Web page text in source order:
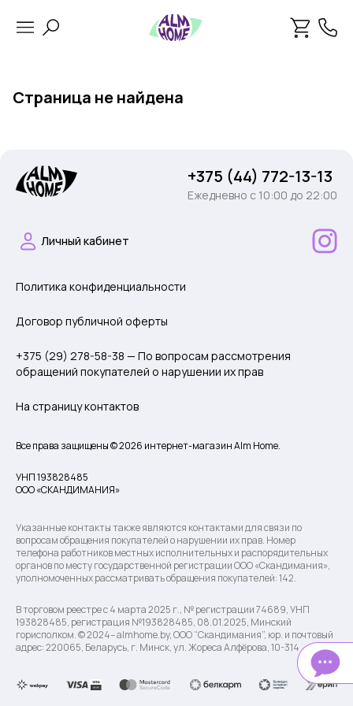
Страница не найдена
+375 (44) 772-13-13
Ежедневно c 10:00 до 22:00
Личный кабинет
Политика конфиденциальности
Договор публичной оферты
+375 (29) 278-58-38 — По вопросам рассмотрения
обращений покупателей о нарушении их прав
На страницу контактов
Все права защищены © 2026 интернет-магазин Alm Home.
УНП 193828485
ООО «СКАНДИМАНИЯ»
Указанные контакты также являются контактами для связи по
вопросам обращения покупателей о нарушении их прав. Номер
телефона работников местных исполнительных и распорядительных
органов по месту государственной регистрации ООО «Скандимания»,
уполномоченных рассматривать обращения покупателей: 142.
В торговом реестре с 4 марта 2025 г., № регистрации 74689, УНП
193828485, регистрация №193828485, 08.01.2025, Минский
горисполком. © 2024– almhome.by, ООО “Скандимания”, юр. и почтовый
адрес: 220065, Беларусь, г. Минск, ул. Жореса Алфёрова, 10-314